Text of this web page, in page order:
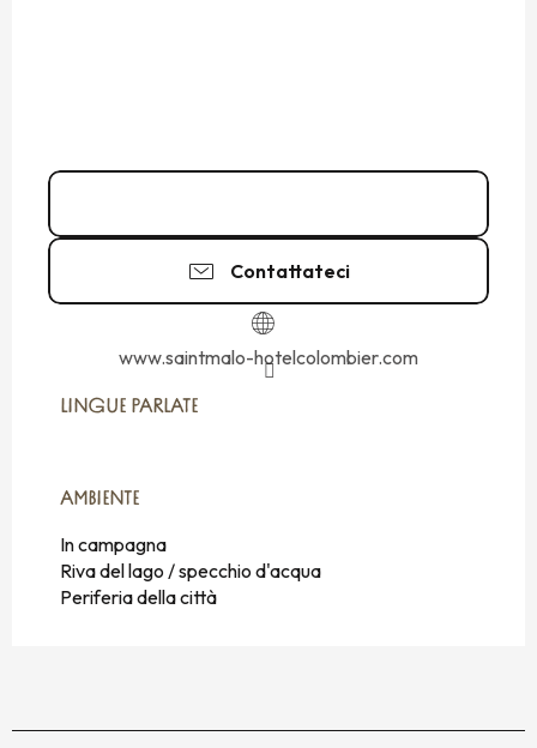
Contattateci
www.saintmalo-hotelcolombier.com
LINGUE PARLATE
LINGUE PARLATE
AMBIENTE
AMBIENTE
In campagna
Riva del lago / specchio d'acqua
Periferia della città